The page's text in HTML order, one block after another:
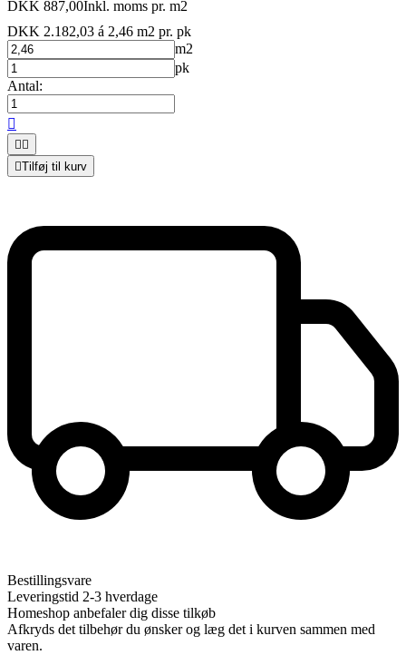
DKK 887,00Inkl. moms pr. m2
DKK 2.182,03 á 2,46 m2 pr. pk
m2
pk
Antal:

 
Tilføj til kurv
Bestillingsvare
Leveringstid 2-3 hverdage
Homeshop anbefaler dig disse tilkøb
Afkryds det tilbehør du ønsker og læg det i kurven sammen med
varen.